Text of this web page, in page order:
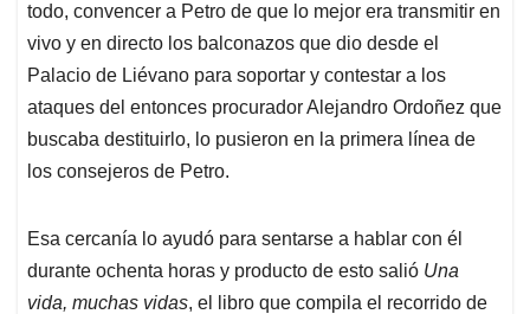
todo, convencer a Petro de que lo mejor era transmitir en
vivo y en directo los balconazos que dio desde el
Palacio de Liévano para soportar y contestar a los
ataques del entonces procurador Alejandro Ordoñez que
buscaba destituirlo, lo pusieron en la primera línea de
los consejeros de Petro.
Esa cercanía lo ayudó para sentarse a hablar con él
durante ochenta horas y producto de esto salió Una
vida, muchas vidas, el libro que compila el recorrido de